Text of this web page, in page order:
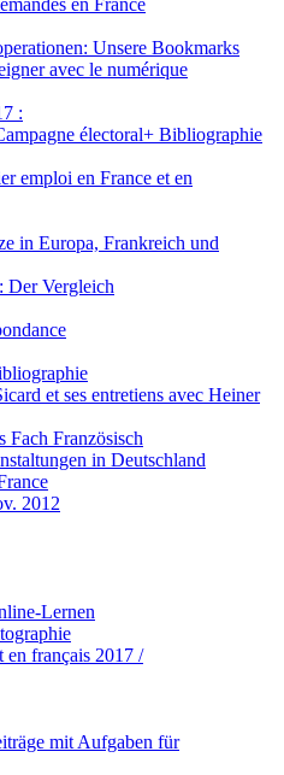
Unsere Bookmarks
avec le numérique
:
électoral+ Bibliographie
emploi en France et en
in Europa, Frankreich und
Der Vergleich
et ses entretiens avec Heiner
Fach Französisch
in Deutschland
2012
Lernen
en français 2017 /
mit Aufgaben für